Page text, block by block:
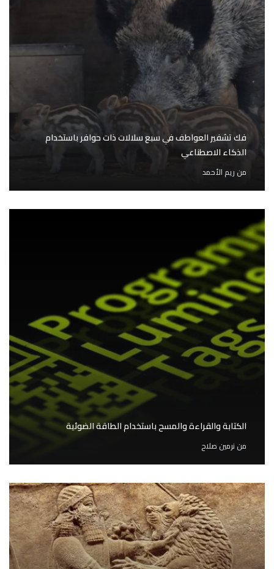
فك تشفير العواطف في سبع سلالات ذات حوافر باستخدام
الذكاء الاصطناعي
من ريم الأحمد
الكتابة والقراءة والمسح باستخدام الطاقة الضوئية
من نرمين صلاح